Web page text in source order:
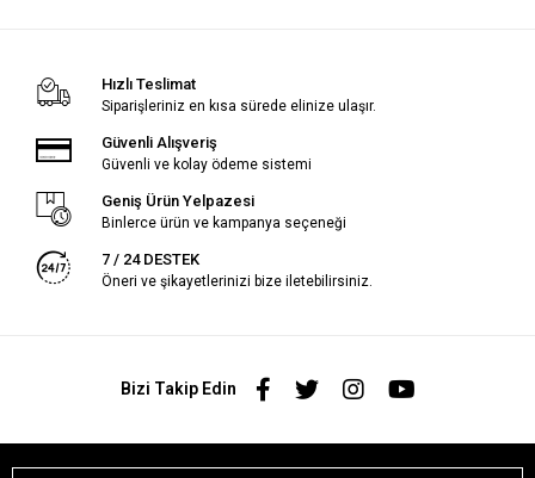
Hızlı Teslimat
Siparişleriniz en kısa sürede elinize ulaşır.
Güvenli Alışveriş
Güvenli ve kolay ödeme sistemi
Geniş Ürün Yelpazesi
Binlerce ürün ve kampanya seçeneği
7 / 24 DESTEK
Öneri ve şikayetlerinizi bize iletebilirsiniz.
Bizi Takip Edin